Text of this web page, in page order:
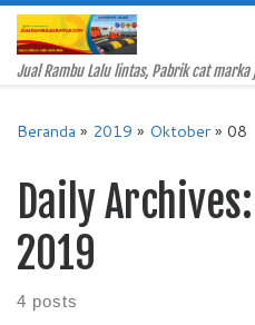
Skip to content
Jual Rambu Lalu lintas, Pabrik cat marka
Beranda » 2019 » Oktober» 08
Daily Archives:
2019
4 posts